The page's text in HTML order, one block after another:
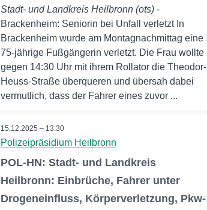
Stadt- und Landkreis Heilbronn (ots)-
Brackenheim: Seniorin bei Unfall verletzt In
Brackenheim wurde am Montagnachmittag eine
75-jährige Fußgängerin verletzt. Die Frau wollte
gegen 14:30 Uhr mit ihrem Rollator die Theodor-
Heuss-Straße überqueren und übersah dabei
vermutlich, dass der Fahrer eines zuvor ...
15.12.2025 – 13:30
Polizeipräsidium Heilbronn
POL-HN: Stadt- und Landkreis
Heilbronn: Einbrüche, Fahrer unter
Drogeneinfluss, Körperverletzung, Pkw-